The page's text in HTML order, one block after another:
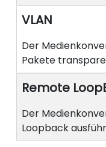
VLAN
Der
Pakete
Remote
Der
Loopback